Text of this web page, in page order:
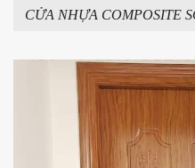
CỬA NHỰA COMPOSITE